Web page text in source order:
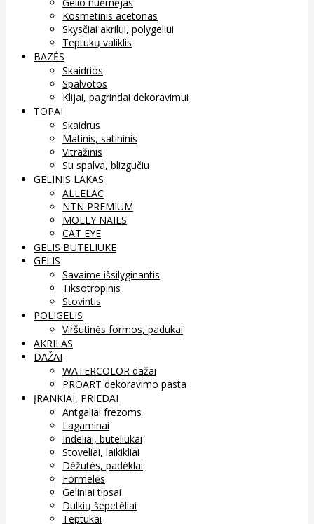
Kosmetinis acetonas
Skysčiai akrilui, polygeliui
Teptukų valiklis
BAZĖS
Skaidrios
Spalvotos
Klijai, pagrindai dekoravimui
TOPAI
Skaidrus
Matinis, satininis
Vitražinis
Su spalva, blizgučiu
GELINIS LAKAS
ALLELAC
NTN PREMIUM
MOLLY NAILS
CAT EYE
GELIS BUTELIUKE
GELIS
Savaime išsilyginantis
Tiksotropinis
Stovintis
POLIGELIS
Viršutinės formos, padukai
AKRILAS
DAŽAI
WATERCOLOR dažai
PROART dekoravimo pasta
ĮRANKIAI, PRIEDAI
Antgaliai frezoms
Lagaminai
Indeliai, buteliukai
Stoveliai, laikikliai
Dėžutės, padėklai
Formelės
Geliniai tipsai
Dulkių šepetėliai
Teptukai